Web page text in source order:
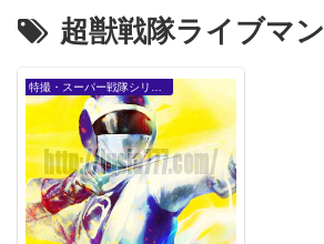
超獣戦隊ライブマン